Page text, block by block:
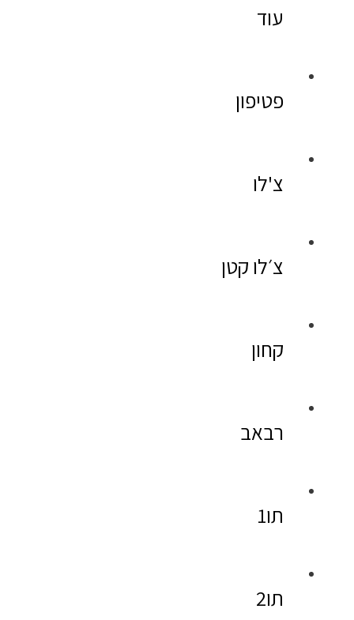
עוד
פטיפון
צ'לו
צ׳לו קטן
קחון
רבאב
תו1
תו2